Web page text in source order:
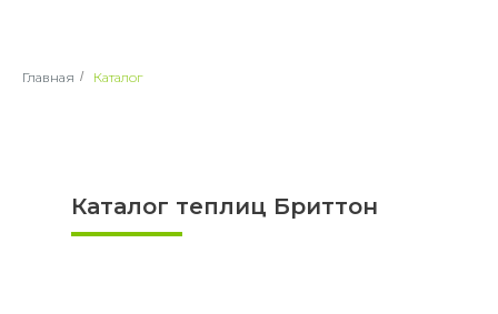
Главная / Каталог
Каталог теплиц Бриттон